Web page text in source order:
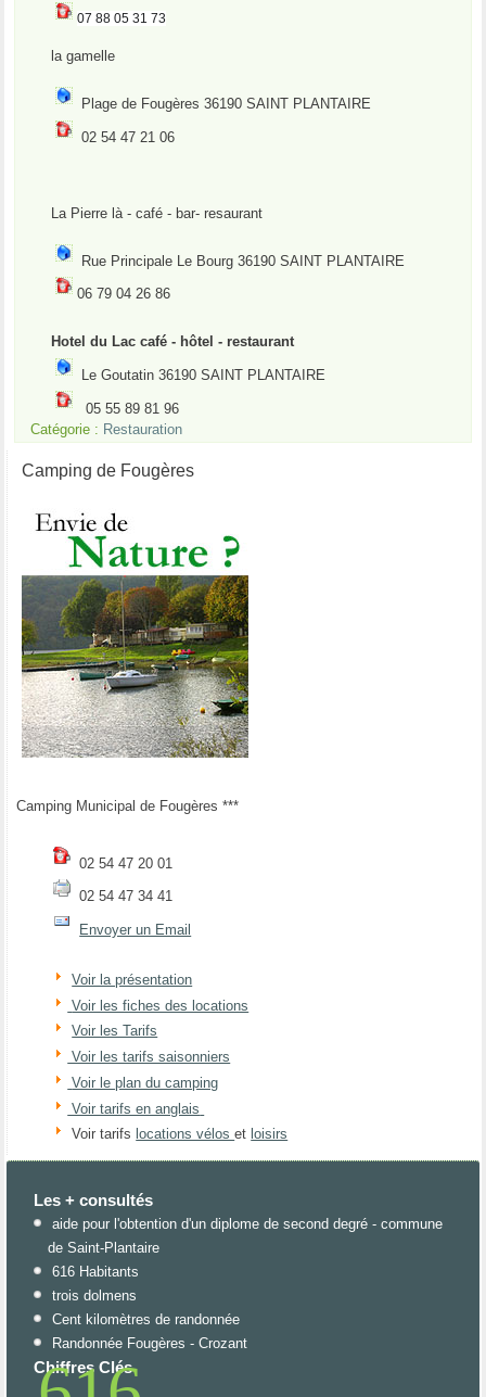
07 88 05 31 73
la gamelle
Plage de Fougères 36190 SAINT PLANTAIRE
02 54 47 21 06
La Pierre là - café - bar- resaurant
Rue Principale Le Bourg 36190 SAINT PLANTAIRE
06 79 04 26 86
Hotel du Lac café - hôtel - restaurant
Le Goutatin 36190 SAINT PLANTAIRE
05 55 89 81 96
Catégorie : Restauration
Camping de Fougères
Camping Municipal de Fougères ***
02 54 47 20 01
02 54 47 34 41
Envoyer un Email
Voir la présentation
Voir les fiches des locations
Voir les Tarifs
Voir les tarifs saisonniers
Voir le plan du camping
Voir tarifs en anglais
Voir tarifs locations véloset loisirs
Les + consultés
aide pour l'obtention d'un diplome de second degré - commune
de Saint-Plantaire
616 Habitants
trois dolmens
Cent kilomètres de randonnée
Randonnée Fougères - Crozant
Chiffres Clés